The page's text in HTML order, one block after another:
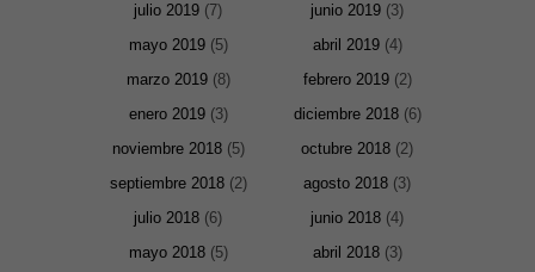
julio 2019 (7) junio 2019 (3)
mayo 2019(5) abril 2019(4)
marzo 2019(8) febrero 2019(2)
enero 2019(3) diciembre 2018(6)
noviembre 2018(5) octubre 2018 (2)
septiembre 2018(2) agosto 2018 (3)
julio 2018 (6) junio 2018 (4)
mayo 2018(5) abril 2018(3)